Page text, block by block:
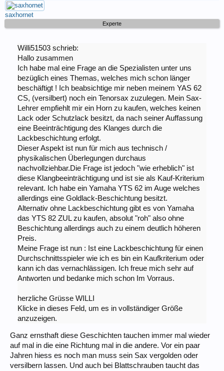
saxhornet
Experte
Willi51503 schrieb:
Hallo zusammen
Ich habe mal eine Frage an die Spezialisten unter uns
bezüglich eines Themas, welches mich schon länger
beschäftigt ! Ich beabsichtige mir neben meinem YAS 62
CS, (versilbert) noch ein Tenorsax zuzulegen. Mein Sax-
Lehrer empfiehlt mir ein Horn zu kaufen, welches keinen
Lack oder Schutzlack besitzt, da nach seiner Auffassung
eine Beeinträchtigung des Klanges durch die
Lackbeschichtung erfolgt.
Dieser Aspekt ist nun für mich aus technisch /
physikalischen Überlegungen durchaus
nachvollziehbar.Die Frage ist jedoch "wie erheblich" ist
diese Klangbeeinträchtigung und ist sie als Kauf-Kriterium
relevant. Ich habe ein Yamaha YTS 62 im Auge welches
allerdings eine Goldlack-Beschichtung besitzt.
Alternativ ohne Lackbeschichtung gibt es von Yamaha
das YTS 82 ZUL zu kaufen, absolut "roh" also ohne
Beschichtung allerdings auch zu einem deutlich höheren
Preis.
Meine Frage ist nun : Ist eine Lackbeschichtung für einen
Durchschnittsspieler wie ich es bin ein Kaufkriterium oder
kann ich das vernachlässigen. Ich freue mich sehr auf
Antworten und bedanke mich schon Im Vorraus.
herzliche Grüsse WILLI
Klicke in dieses Feld, um es in vollständiger Größe
anzuzeigen.
Ganz ernsthaft diese Geschichten tauchen immer mal wieder
auf mal in die eine Richtung mal in die andere. Vor ein paar
Jahren hiess es noch man muss sein Sax vergolden oder
versilbern lassen. Und auch bei Blattschrauben taucht das